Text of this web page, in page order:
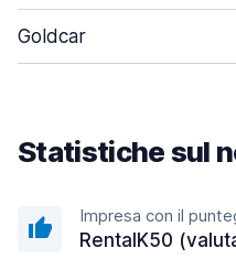
Goldcar
Statistiche sul
Impresa con il
RentalK50